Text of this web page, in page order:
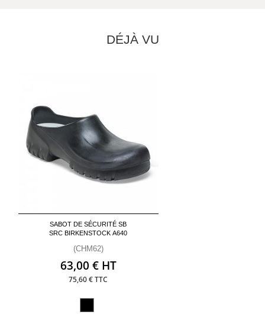
DÉJÀ VU
SABOT DE SÉCURITÉ SB
SRC BIRKENSTOCK A640
(CHM62)
63,00 € HT
75,60 € TTC